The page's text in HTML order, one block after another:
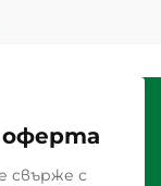
оферта
свърже с